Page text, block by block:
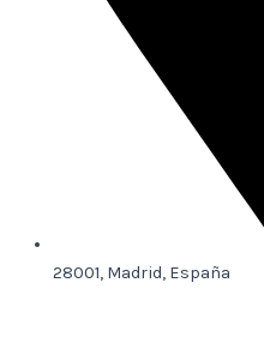
28001, Madrid, España